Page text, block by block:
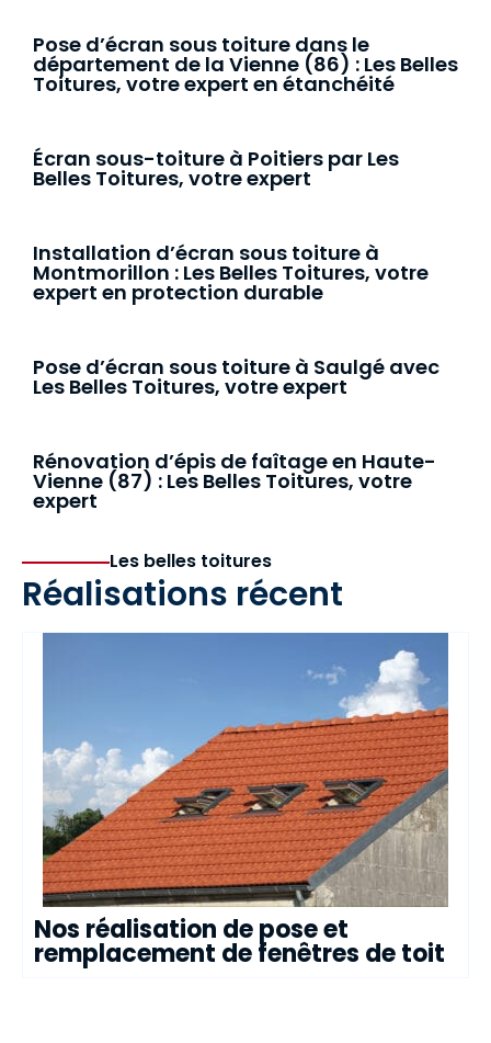
Pose d’écran sous toiture dans le
département de la Vienne (86) : Les Belles
Toitures, votre expert en étanchéité
Écran sous-toiture à Poitiers par Les
Belles Toitures, votre expert
Installation d’écran sous toiture à
Montmorillon : Les Belles Toitures, votre
expert en protection durable
Pose d’écran sous toiture à Saulgé avec
Les Belles Toitures, votre expert
Rénovation d’épis de faîtage en Haute-
Vienne (87) : Les Belles Toitures, votre
expert
Les belles toitures
Réalisations récent
Nos réalisation de pose et
remplacement de fenêtres de toit